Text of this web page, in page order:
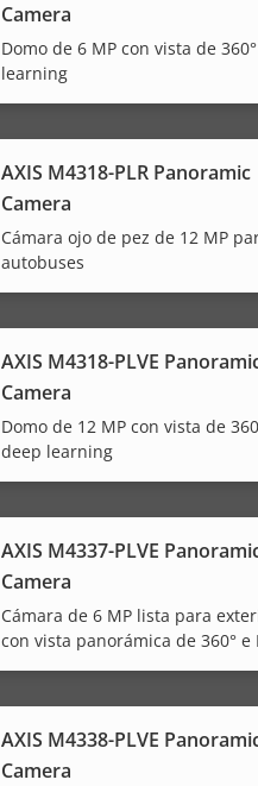
Camera
Domo de 6 MP con vista de
learning
AXIS M4318-PLR Panoramic
Camera
Cámara ojo de pez de 12 MP
autobuses
AXIS M4318-PLVE
Camera
Domo de 12 MP con vista de
deep learning
AXIS M4337-PLVE
Camera
Cámara de 6 MP lista para
con vista panorámica de 360° e
AXIS M4338-PLVE
Camera